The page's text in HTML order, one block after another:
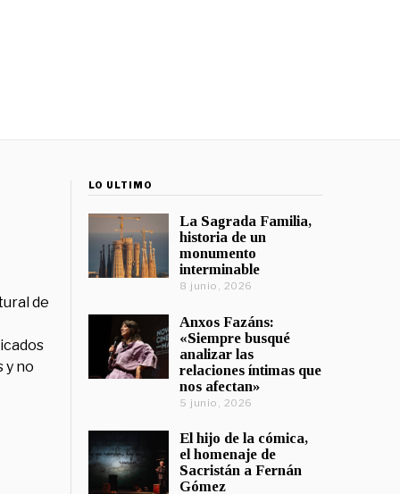
de
y no
LO ÚLTIMO
La Sagrada Familia,
historia de un
monumento
interminable
8 junio, 2026
Anxos Fazáns:
«Siempre busqué
analizar las
relaciones íntimas que
nos afectan»
5 junio, 2026
El hijo de la cómica,
el homenaje de
Sacristán a Fernán
Gómez